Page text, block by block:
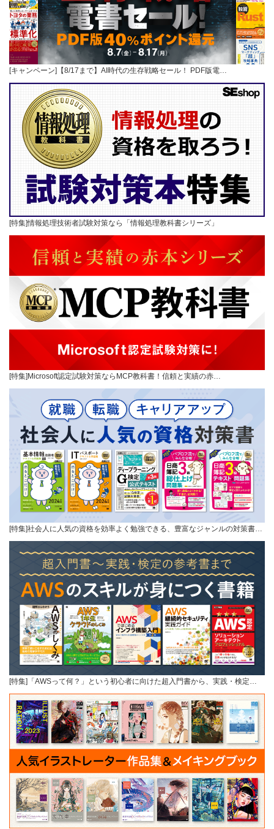
[キャンペーン]【8/17まで】AI時代の生存戦略セール！ PDF版電…
[特集]情報処理技術者試験対策なら「情報処理教科書シリーズ」
[特集]Microsoft認定試験対策ならMCP教科書！信頼と実績の赤…
[特集]社会人に人気の資格を効率よく勉強できる、豊富なジャンルの対策書…
[特集]「AWSって何？」という初心者に向けた超入門書から、実践・検定…